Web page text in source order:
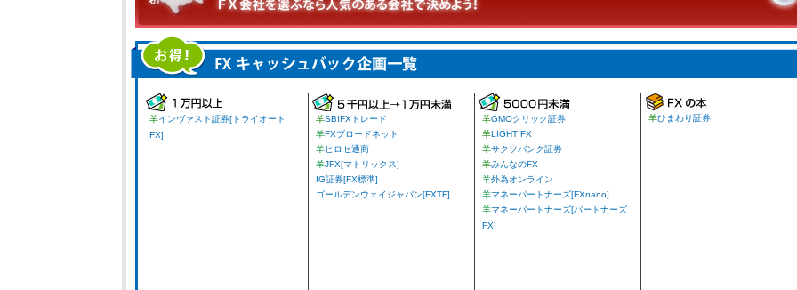
羊インヴァスト証券[トライオート
FX]
羊SBIFXトレード
羊FXブロードネット
羊ヒロセ通商
羊JFX[マトリックス]
IG証券[FX標準]
ゴールデンウェイジャパン[FXTF]
羊GMOクリック証券
羊LIGHT FX
羊サクソバンク証券
羊みんなのFX
羊外為オンライン
羊マネーパートナーズ[FXnano]
羊マネーパートナーズ[パートナーズ
FX]
羊ひまわり証券